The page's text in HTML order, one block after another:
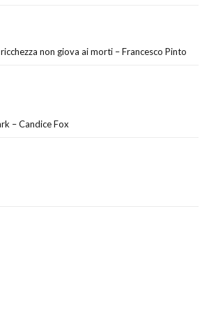
ricchezza non giova ai morti – Francesco Pinto
– Candice Fox